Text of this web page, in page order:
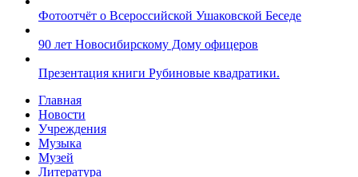
Фотоотчёт о Всероссийской Ушаковской Беседе
90 лет Новосибирскому Дому офицеров
Презентация книги Рубиновые квадратики.
Главная
Новости
Учреждения
Музыка
Музей
Литература